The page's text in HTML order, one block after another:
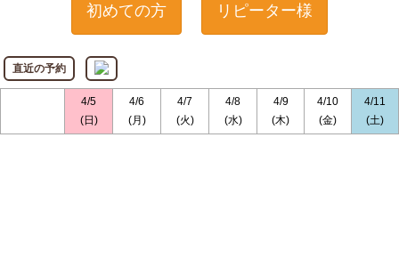
初めての方 リピーター様
直近の予約
4/5
(日)
4/6
(月)
4/7
(火)
4/8
(水)
4/9
(木)
4/10
(金)
4/11
(土)